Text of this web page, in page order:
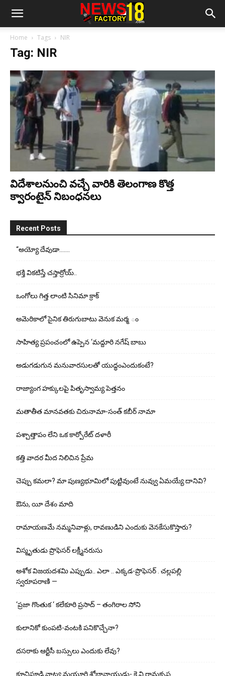
Home Tags NIR
Tag: NIR
విదేశాలనుంచి వచ్చే వారికి తెలంగాణ కొత్త
క్వారంటైన్‌ నిబంధనలు
Recent Posts
“అయ్యో దేవుడా…….
భ‌క్తి విక‌టిస్తే చ‌స్తార్రోయ్‌..
ఒంగోలు గిత్త లాంటి సినిమా క్రాక్
అమెరికాలో సైనిక తిరుగుబాటు వెనుక మర్మ ం
సాహిత్య ప్రపంచంలో ఉప్పెన ‘మద్దూరి నగేష్ బాబు
అడుగ‌డుగున మ‌నువార‌సుల‌తో యుద్ధంఎందుకంటే?
రాజ్యాంగ హక్కులపై పితృస్వామ్య పెత్తనం
మతాతీత మానవతకు చిరునామా-సంత్ కబీర్ నామా
పశ్చాత్తాపం లేని ఒక కార్పోరేట్ దళారీ
కత్తి వాదర మీద నిలిచిన ప్రేమ
చెప్పు క‌మ‌లా? మా పుణ్యభూమిలో పుట్టివుంటే నువ్వు ఏమయ్యే దానివి?
ఔను, యీ దేశం మాది
రామాయణమే నమ్మనివాళ్లు, రావణుడిని ఎందుకు వెనకేసుకొస్తారు?
విస్మృతుడు ప్రొఫెసర్ లక్ష్మీనరుసు
అశోక విజ‌య‌ద‌శ‌మి ఎప్పుడు.. ఎలా .. ఎక్క‌డ‌-ప్రొఫెసర్ . చల్లపల్లి
స్వరూపరాణి —
‘ప్రజా గొంతుక ‘ కలేకూరి ప్రసాద్ – తంగిరాల సోని
కులానికో కుంప‌టి-వంట‌కి ప‌నికొచ్చేనా?
ద‌స‌రాకు ఆర్టీసీ బ‌స్సులు ఎందుకు లేవు?
కూచిపూడి నాట్య మ‌యూరి శోభానాయుడు- కె.వి.రామకృష్ణ